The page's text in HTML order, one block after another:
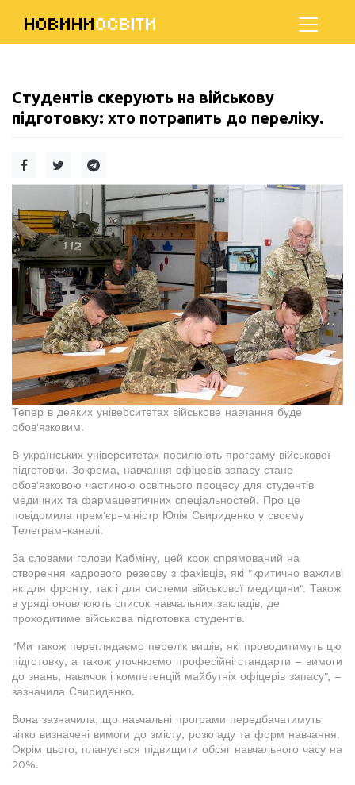
НОВИНИОСВІТИ
Студентів скерують на військову
підготовку: хто потрапить до переліку.
Тепер в деяких університетах військове навчання буде
обов'язковим.
В українських університетах посилюють програму військової
підготовки. Зокрема, навчання офіцерів запасу стане
обов'язковою частиною освітнього процесу для студентів
медичних та фармацевтичних спеціальностей. Про це
повідомила прем'єр-міністр Юлія Свириденко у своєму
Телеграм-каналі.
За словами голови Кабміну, цей крок спрямований на
створення кадрового резерву з фахівців, які "критично важливі
як для фронту, так і для системи військової медицини". Також
в уряді оновлюють список навчальних закладів, де
проходитиме військова підготовка студентів.
"Ми також переглядаємо перелік вишів, які проводитимуть цю
підготовку, а також уточнюємо професійні стандарти – вимоги
до знань, навичок і компетенцій майбутніх офіцерів запасу", –
зазначила Свириденко.
Вона зазначила, що навчальні програми передбачатимуть
чітко визначені вимоги до змісту, розкладу та форм навчання.
Окрім цього, планується підвищити обсяг навчального часу на
20%.